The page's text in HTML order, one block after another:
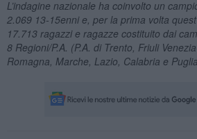
L’indagine nazionale ha coinvolto un
2.069 13-15enni e, per la prima volta
17.713 ragazzi e ragazze costituito dai
8 Regioni/P.A. (P.A. di Trento, Friuli
Romagna, Marche, Lazio, Calabria e